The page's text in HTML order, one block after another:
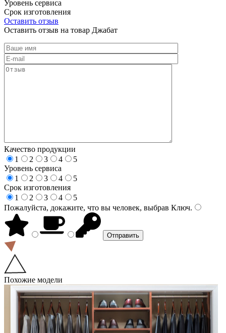
Уровень сервиса
Срок изготовления
Оставить отзыв
Оставить отзыв на товар Джабат
Качество продукции
1
2 3 4
5
Уровень сервиса
1
2 3 4
5
Срок изготовления
1
2 3 4
5
Пожалуйста, докажите, что вы человек, выбрав Ключ.
Похожие модели